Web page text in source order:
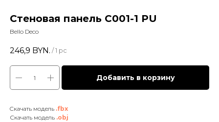
Стеновая панель C001-1 PU
Bello Deco
246,9 BYN. / 1 pc
Добавить в корзину
Cкачать модель .fbx
Скачать модель .obj